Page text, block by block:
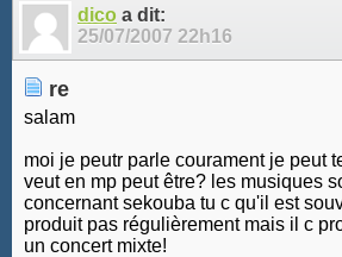
dico a dit:
25/07/2007 22h16
re
salam
moi je peutr parle courament je peut
veut en mp peut être? les musiques
concernant sekouba tu c qu'il est
produit pas régulièrement mais il c
un concert mixte!